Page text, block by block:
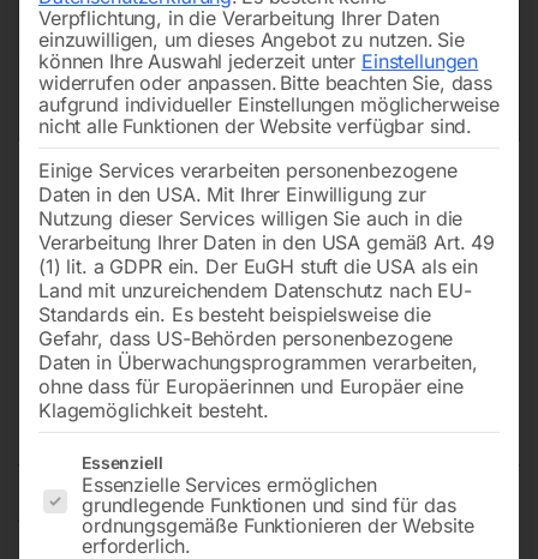
Gasemisch. Düse PNME-
Propan/Methan (60 – 150 mm)
für KM 15, K 3000, Dortmund 1
Verpflichtung, in die Verarbeitung Ihrer Daten
einzuwilligen, um dieses Angebot zu nutzen. Sie
können Ihre Auswahl jederzeit unter Einstellungen
widerrufen oder anpassen. Bitte beachten Sie, dass
aufgrund individueller Einstellungen möglicherweise
nicht alle Funktionen der Website verfügbar sind.
Einige Services verarbeiten personenbezogene
Daten in den USA. Mit Ihrer Einwilligung zur
Nutzung dieser Services willigen Sie auch in die
Verarbeitung Ihrer Daten in den USA gemäß Art. 49
(1) lit. a GDPR ein. Der EuGH stuft die USA als ein
Land mit unzureichendem Datenschutz nach EU-
Standards ein. Es besteht beispielsweise die
Gefahr, dass US-Behörden personenbezogene
Daten in Überwachungsprogrammen verarbeiten,
ohne dass für Europäerinnen und Europäer eine
Klagemöglichkeit besteht.
Es folgt eine Liste der Service-Gruppen, für die eine
Essenziell
Essenzielle Services ermöglichen
grundlegende Funktionen und sind für das
ordnungsgemäße Funktionieren der Website
erforderlich.